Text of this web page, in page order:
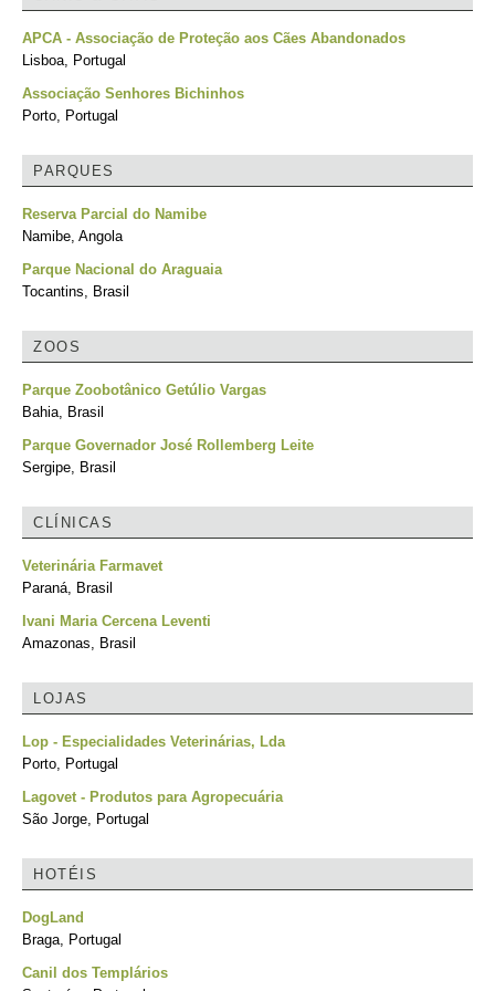
APCA - Associação de Proteção aos Cães Abandonados
Lisboa, Portugal
Associação Senhores Bichinhos
Porto, Portugal
PARQUES
Reserva Parcial do Namibe
Namibe, Angola
Parque Nacional do Araguaia
Tocantins, Brasil
ZOOS
Parque Zoobotânico Getúlio Vargas
Bahia, Brasil
Parque Governador José Rollemberg Leite
Sergipe, Brasil
CLÍNICAS
Veterinária Farmavet
Paraná, Brasil
Ivani Maria Cercena Leventi
Amazonas, Brasil
LOJAS
Lop - Especialidades Veterinárias, Lda
Porto, Portugal
Lagovet - Produtos para Agropecuária
São Jorge, Portugal
HOTÉIS
DogLand
Braga, Portugal
Canil dos Templários